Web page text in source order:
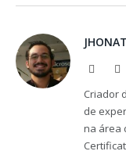
Website
Criador
de
na área